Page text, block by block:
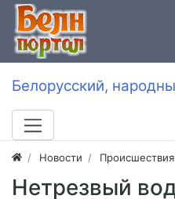
Белорусский,
Новости Происшествия
Нетрезвый